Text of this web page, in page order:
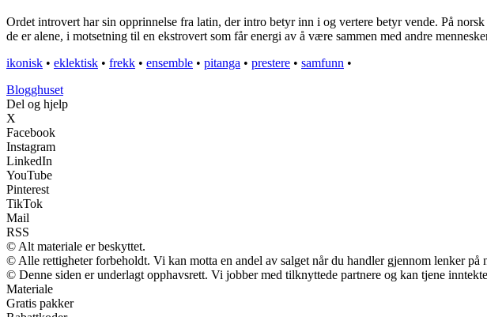
Ordet introvert har sin opprinnelse fra latin, der intro betyr inn i og vertere betyr vende. På
de er alene, i motsetning til en ekstrovert som får energi av å være sammen med andre
ikonisk • eklektisk • frekk • ensemble • pitanga • prestere • samfunn •
Blogghuset
Del og hjelp
X
Facebook
Instagram
LinkedIn
YouTube
Pinterest
TikTok
Mail
RSS
© Alt materiale er beskyttet.
© Alle rettigheter forbeholdt. Vi kan motta en andel av salget når du handler gjennom lenker på
© Denne siden er underlagt opphavsrett. Vi jobber med tilknyttede partnere og kan tjene
Materiale
Gratis pakker